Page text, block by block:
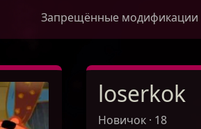
Запрещённые модификации
loserkok
Новичок · 18